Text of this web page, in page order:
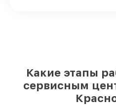
Какие этапы
сервисным